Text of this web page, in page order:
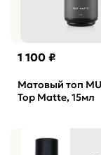
1 100 ₽
Матовый топ
Top Matte, 15мл